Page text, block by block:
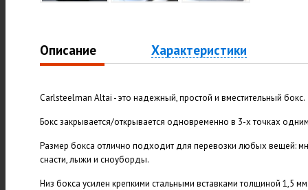
Описание Характеристики
Carlsteelman Altai - это надежный, простой и вместительный бокс.
Бокс закрывается/открывается одновременно в 3-х точках
Размер бокса отлично подходит для перевозки любых вещей:
снасти, лыжи и сноуборды.
Низ бокса усилен крепкими стальными вставками толщиной 1,5